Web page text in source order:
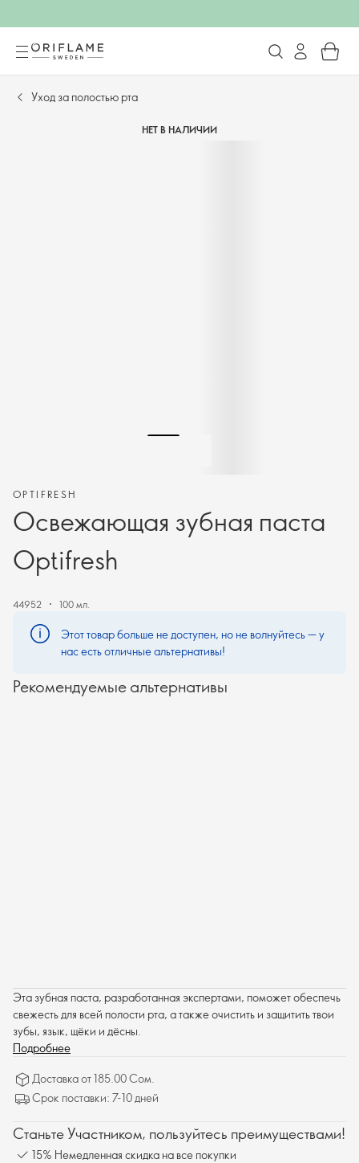
Уход за полостью рта
НЕТ В НАЛИЧИИ
OPTIFRESH
Освежающая зубная паста
Optifresh
44952 100 мл.
Этот товар больше не доступен, но не волнуйтесь — у
нас есть отличные альтернативы!
Рекомендуемые альтернативы
Эта зубная паста, разработанная экспертами, поможет обеспечь
свежесть для всей полости рта, а также очистить и защитить твои
зубы, язык, щёки и дёсны.
Подробнее
Доставка от 185.00 Сом.
Срок поставки: 7-10 дней
Станьте Участником, пользуйтесь преимуществами!
15% Немедленная скидка на все покупки